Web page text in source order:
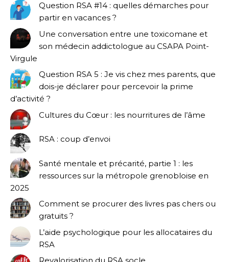
Question RSA #14 : quelles démarches pour
partir en vacances ?
Une conversation entre une toxicomane et
son médecin addictologue au CSAPA Point-
Virgule
Question RSA 5 : Je vis chez mes parents, que
dois-je déclarer pour percevoir la prime
d’activité ?
Cultures du Cœur : les nourritures de l’âme
RSA : coup d’envoi
Santé mentale et précarité, partie 1 : les
ressources sur la métropole grenobloise en
2025
Comment se procurer des livres pas chers ou
gratuits ?
L’aide psychologique pour les allocataires du
RSA